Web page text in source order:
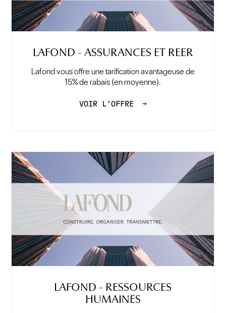
LAFOND - ASSURANCES ET REER
Lafond vous offre une tarification avantageuse de
15% de rabais (en moyenne).
VOIR L’OFFRE →
LAFOND - RESSOURCES
HUMAINES